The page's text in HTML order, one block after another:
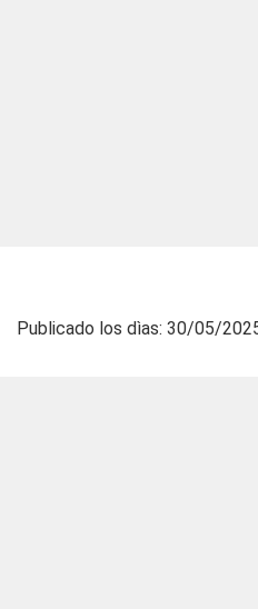
Publicado los dìas: 30/05/